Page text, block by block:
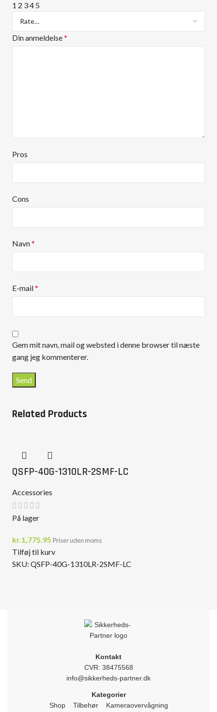
1 2 34 5
Din anmeldelse*
Pros
Cons
Navn*
E-mail*
Gem mit navn, mail og websted i denne browser til næste
gang jeg kommenterer.
Related Products
QSFP-40G-1310LR-2SMF-LC
Accessories
På lager
kr. 1,775.95 Priser uden moms
Tilføj til kurv
SKU: QSFP-40G-1310LR-2SMF-LC
Kontakt
CVR: 38475568
info@sikkerheds-partner.dk
Kategorier
Shop
Tilbehør Kameraovervågning